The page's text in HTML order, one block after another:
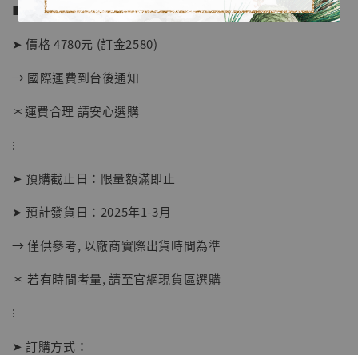
【店內現貨】海賊王 系列蒐藏雕像 布魯克達
摩 [7STARS Studio]
NT$ 1,500
■ 販售資訊：
➤ 價格 4780元 (訂金2580)
→ 國際運費到台後通知
＊運費合理 請安心選購
⁝
➤ 預購截止日：限量額滿即止
➤ 預計發貨日：2025年1-3月
→ 僅供參考, 以廠商實際出貨時間為準
＊ 若有時間考量, 請至官網現貨區選購
⁝
➤ 訂購方式：